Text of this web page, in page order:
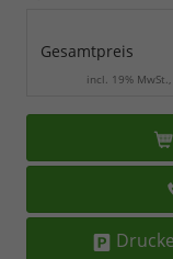
Gesamtpreis
incl. 19%